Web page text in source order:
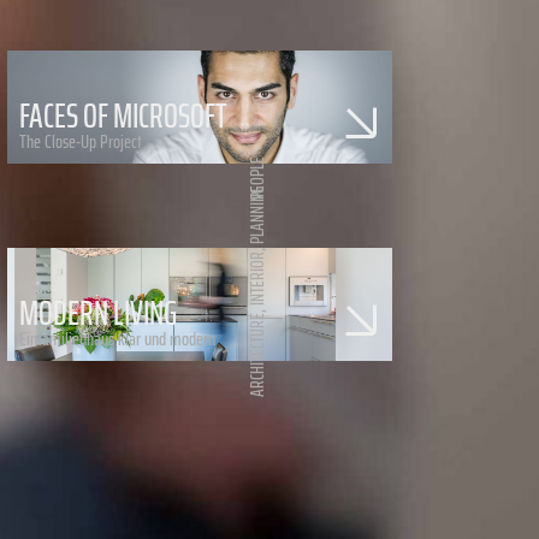
PEOPLE
FACES OF MICROSOFT
The Close-Up Project
ARCHITECTURE
,
INTERIOR
,
PLANNING
MODERN LIVING
Einfamilienhaus klar und modern